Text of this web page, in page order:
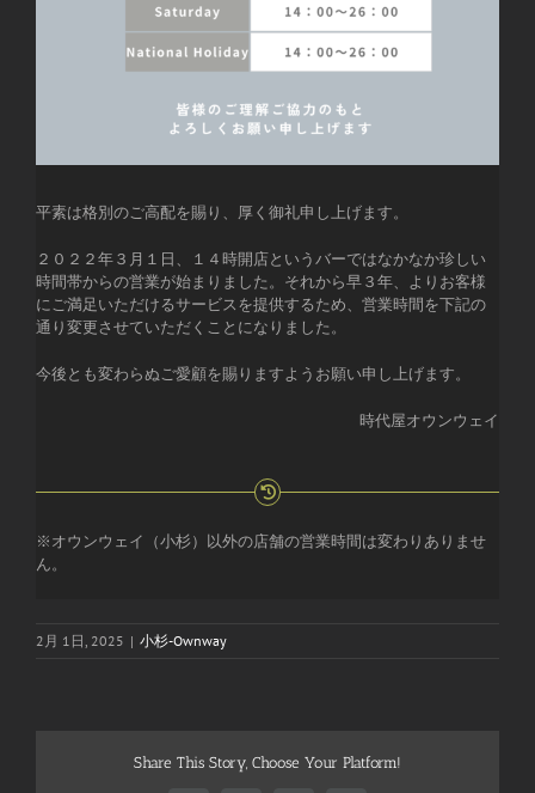
平素は格別のご高配を賜り、厚く御礼申し上げます。
２０２２年３月１日、１４時開店というバーではなかなか珍しい
時間帯からの営業が始まりました。それから早３年、よりお客様
にご満足いただけるサービスを提供するため、営業時間を下記の
通り変更させていただくことになりました。
今後とも変わらぬご愛顧を賜りますようお願い申し上げます。
時代屋オウンウェイ
※オウンウェイ（小杉）以外の店舗の営業時間は変わりありませ
ん。
2月 1日, 2025 | 小杉-Ownway
Share This Story, Choose Your Platform!